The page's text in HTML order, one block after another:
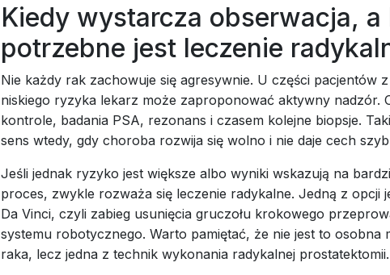
Kiedy wystarcza obserwacja, a
potrzebne jest leczenie
Nie każdy rak zachowuje się agresywnie. U części pacjentów
niskiego ryzyka lekarz może zaproponować aktywny nadzór.
kontrole, badania PSA, rezonans i czasem kolejne biopsje.
sens wtedy, gdy choroba rozwija się wolno i nie daje cech
Jeśli jednak ryzyko jest większe albo wyniki wskazują na
proces, zwykle rozważa się leczenie radykalne. Jedną z opcji
Da Vinci, czyli zabieg usunięcia gruczołu krokowego
systemu robotycznego. Warto pamiętać, że nie jest to osobna
raka, lecz jedna z technik wykonania radykalnej prostatektomii.